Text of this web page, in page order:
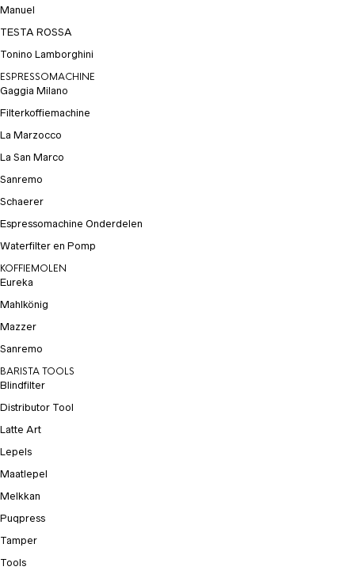
Manuel
TESTA ROSSA
Tonino Lamborghini
ESPRESSOMACHINE
Gaggia Milano
Filterkoffiemachine
La Marzocco
La San Marco
Sanremo
Schaerer
Espressomachine Onderdelen
Waterfilter en Pomp
KOFFIEMOLEN
Eureka
Mahlkönig
Mazzer
Sanremo
BARISTA TOOLS
Blindfilter
Distributor Tool
Latte Art
Lepels
Maatlepel
Melkkan
Puqpress
Tamper
Tools